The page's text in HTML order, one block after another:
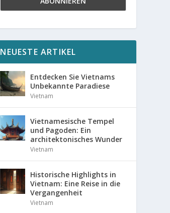
NEUESTE ARTIKEL
Entdecken Sie Vietnams
Unbekannte Paradiese
Vietnam
Vietnamesische Tempel
und Pagoden: Ein
architektonisches Wunder
Vietnam
Historische Highlights in
Vietnam: Eine Reise in die
Vergangenheit
Vietnam